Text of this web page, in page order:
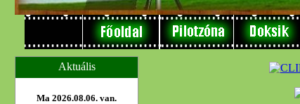
Aktuális
Ma 2026.08.06. van.